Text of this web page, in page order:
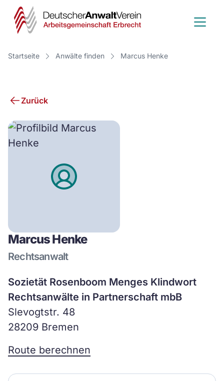
Deutscher
Anwalt
Verein
Startseite Anwälte finden Marcus Henke
Zurück
Marcus Henke
Rechtsanwalt
Sozietät Rosenboom Menges Klindwort
Rechtsanwälte in Partnerschaft mbB
Slevogtstr. 48
28209 Bremen
Route berechnen